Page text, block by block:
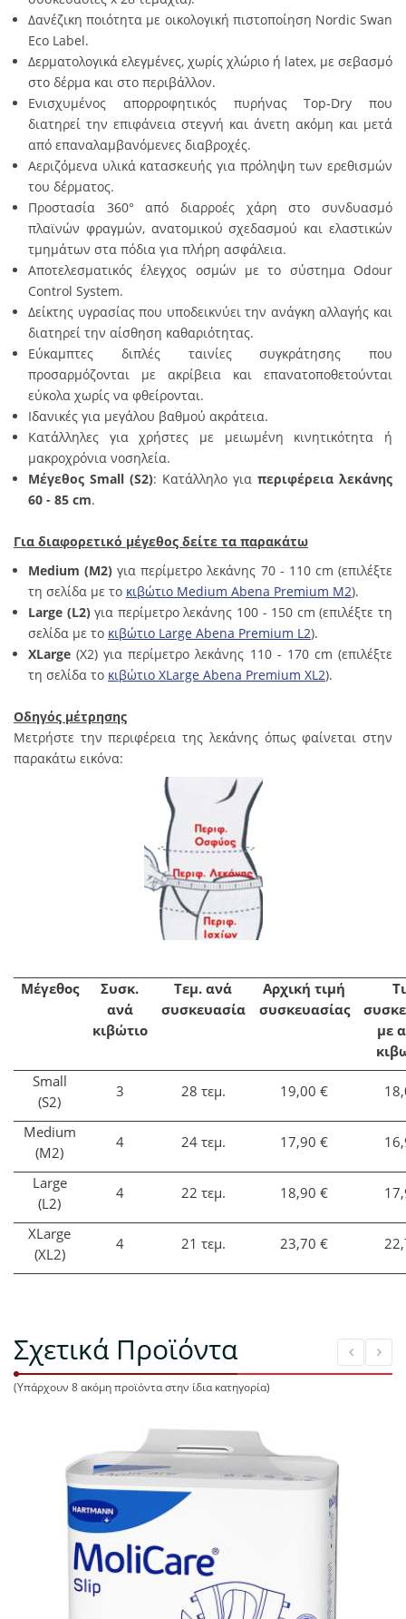
Δανέζικη ποιότητα με οικολογική πιστοποίηση Nordic Swan
Eco Label.
Δερματολογικά ελεγμένες, χωρίς χλώριο ή latex, με σεβασμό
στο δέρμα και στο περιβάλλον.
Ενισχυμένος απορροφητικός πυρήνας Top-Dry που
διατηρεί την επιφάνεια στεγνή και άνετη ακόμη και μετά
από επαναλαμβανόμενες διαβροχές.
Αεριζόμενα υλικά κατασκευής για πρόληψη των ερεθισμών
του δέρματος.
Προστασία 360° από διαρροές χάρη στο συνδυασμό
πλαϊνών φραγμών, ανατομικού σχεδασμού και ελαστικών
τμημάτων στα πόδια για πλήρη ασφάλεια.
Αποτελεσματικός έλεγχος οσμών με το σύστημα Odour
Control System.
Δείκτης υγρασίας που υποδεικνύει την ανάγκη αλλαγής και
διατηρεί την αίσθηση καθαριότητας.
Εύκαμπτες διπλές ταινίες συγκράτησης που
προσαρμόζονται με ακρίβεια και επανατοποθετούνται
εύκολα χωρίς να φθείρονται.
Ιδανικές για μεγάλου βαθμού ακράτεια.
Κατάλληλες για χρήστες με μειωμένη κινητικότητα ή
μακροχρόνια νοσηλεία.
Μέγεθος Small (S2): Κατάλληλο για περιφέρεια λεκάνης
60 - 85 cm.
Για διαφορετικό μέγεθος δείτε τα παρακάτω
Medium (M2) για περίμετρο λεκάνης 70 - 110 cm (επιλέξτε
τη σελίδα με το κιβώτιο Medium Abena Premium M2).
Large (L2)για περίμετρο λεκάνης 100 - 150 cm (επιλέξτε τη
σελίδα με το κιβώτιο Large Abena Premium L2).
XLarge (X2) για περίμετρο λεκάνης 110 - 170 cm (επιλέξτε
τη σελίδα το κιβώτιο XLarge Abena Premium XL2).
Οδηγός μέτρησης
Μετρήστε την περιφέρεια της λεκάνης όπως φαίνεται στην
παρακάτω εικόνα:
Μέγεθος
Συσκ.
ανά
κιβώτιο
Τεμ. ανά
συσκευασία
Αρχική τιμή
συσκευασίας
με
Small
(S2)
3 28 τεμ. 19,00 €
Medium
(M2)
4 24 τεμ. 17,90 €
Large
(L2)
4 22 τεμ. 18,90 €
ΧLarge
(XL2)
4 21 τεμ. 23,70 €
Σχετικά Προϊόντα
(Υπάρχουν 8 ακόμη προϊόντα στην ίδια κατηγορία)